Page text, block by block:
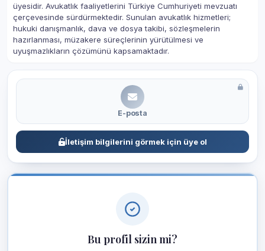
üyesidir. Avukatlık faaliyetlerini Türkiye Cumhuriyeti mevzuatı
çerçevesinde sürdürmektedir. Sunulan avukatlık hizmetleri;
hukuki danışmanlık, dava ve dosya takibi, sözleşmelerin
hazırlanması, müzakere süreçlerinin yürütülmesi ve
uyuşmazlıkların çözümünü kapsamaktadır.
E-posta
İletişim bilgilerini görmek için üye ol
Bu profil sizin mi?